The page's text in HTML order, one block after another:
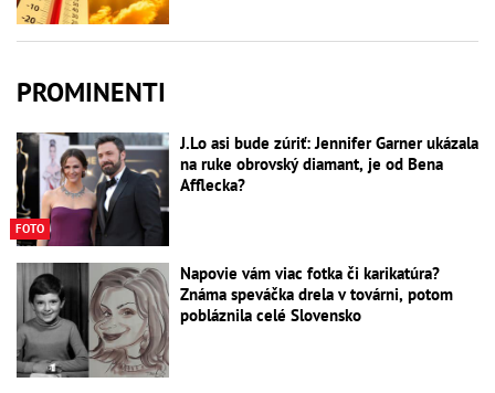
PROMINENTI
FOTO
J.Lo asi bude zúriť: Jennifer Garner ukázala
na ruke obrovský diamant, je od Bena
Afflecka?
Napovie vám viac fotka či karikatúra?
Známa speváčka drela v továrni, potom
pobláznila celé Slovensko